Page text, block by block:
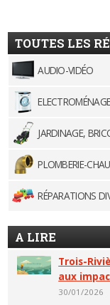
TOUTES LES
AUDIO-VIDÉO
JARDINAGE,
PLOMBERIE-
RÉPARATIONS
A LIRE
Trois-
aux
30/01/2026